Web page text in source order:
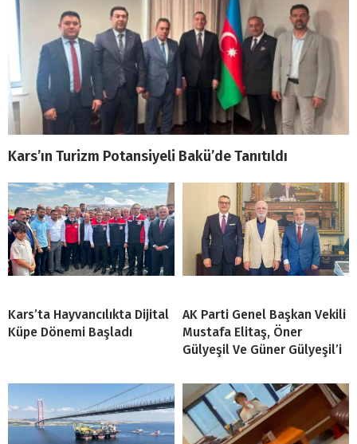
Kars’ın Turizm Potansiyeli Bakü’de Tanıtıldı
Kars’ta Hayvancılıkta Dijital
Küpe Dönemi Başladı
AK Parti Genel Başkan Vekili
Mustafa Elitaş, Öner
Gülyeşil Ve Güner Gülyeşil’i